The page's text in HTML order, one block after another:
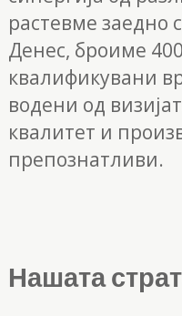
растевме заедно
Денес, броиме
квалификувани
водени од
квалитет и
препознатливи.
Нашата